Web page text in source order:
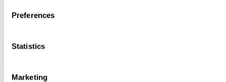
Preferences
Statistics
Marketing
July 03, 2026